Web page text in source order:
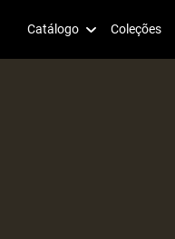
Catálogo Coleções